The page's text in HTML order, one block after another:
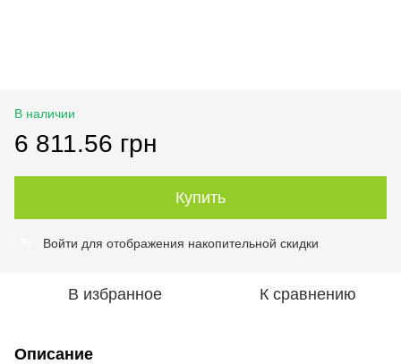
В наличии
6 811.56 грн
Купить
Войти для отображения накопительной скидки
В избранное К сравнению
Описание